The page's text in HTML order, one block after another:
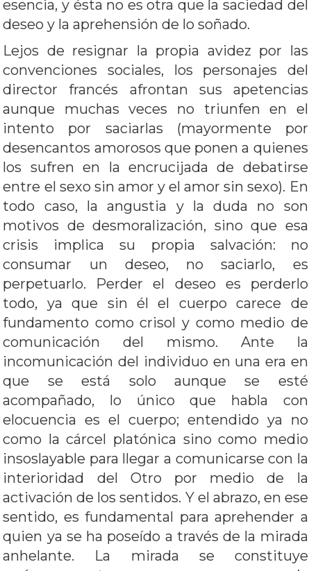
esencia, y ésta no es otra que la saciedad del
deseo y la aprehensión de lo soñado.
Lejos de resignar la propia avidez por las
convenciones sociales, los personajes del
director francés afrontan sus apetencias
aunque muchas veces no triunfen en el
intento por saciarlas (mayormente por
desencantos amorosos que ponen a quienes
los sufren en la encrucijada de debatirse
entre el sexo sin amor y el amor sin sexo). En
todo caso, la angustia y la duda no son
motivos de desmoralización, sino que esa
crisis implica su propia salvación: no
consumar un deseo, no saciarlo, es
perpetuarlo. Perder el deseo es perderlo
todo, ya que sin él el cuerpo carece de
fundamento como crisol y como medio de
comunicación del mismo. Ante la
incomunicación del individuo en una era en
que se está solo aunque se esté
acompañado, lo único que habla con
elocuencia es el cuerpo; entendido ya no
como la cárcel platónica sino como medio
insoslayable para llegar a comunicarse con la
interioridad del Otro por medio de la
activación de los sentidos. Y el abrazo, en ese
sentido, es fundamental para aprehender a
quien ya se ha poseído a través de la mirada
anhelante. La mirada se constituye